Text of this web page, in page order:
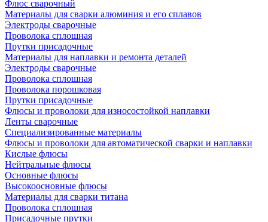
Флюс сварочный
Материалы для сварки алюминия и его сплавов
Электроды сварочные
Проволока сплошная
Прутки присадочные
Материалы для наплавки и ремонта деталей
Электроды сварочные
Проволока сплошная
Проволока порошковая
Прутки присадочные
Флюсы и проволоки для износостойкой наплавки
Ленты сварочные
Специализированные материалы
Флюсы и проволоки для автоматической сварки и наплавки
Кислые флюсы
Нейтральные флюсы
Основные флюсы
Высокоосновные флюсы
Материалы для сварки титана
Проволока сплошная
Присадочные прутки